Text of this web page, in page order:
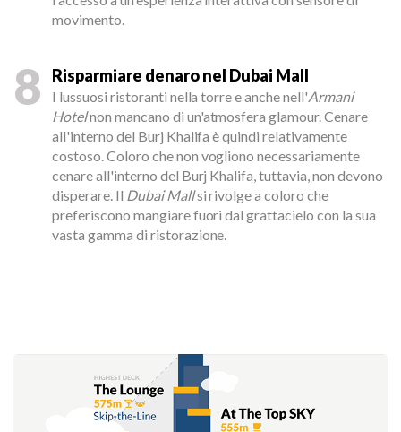
movimento.
8 Risparmiare denaro nel Dubai Mall
I lussuosi ristoranti nella torre e anche nell'Armani
Hotelnon mancano di un'atmosfera glamour. Cenare
all'interno del Burj Khalifa è quindi relativamente
costoso. Coloro che non vogliono necessariamente
cenare all'interno del Burj Khalifa, tuttavia, non devono
disperare. Il Dubai Mallsi rivolge a coloro che
preferiscono mangiare fuori dal grattacielo con la sua
vasta gamma di ristorazione.